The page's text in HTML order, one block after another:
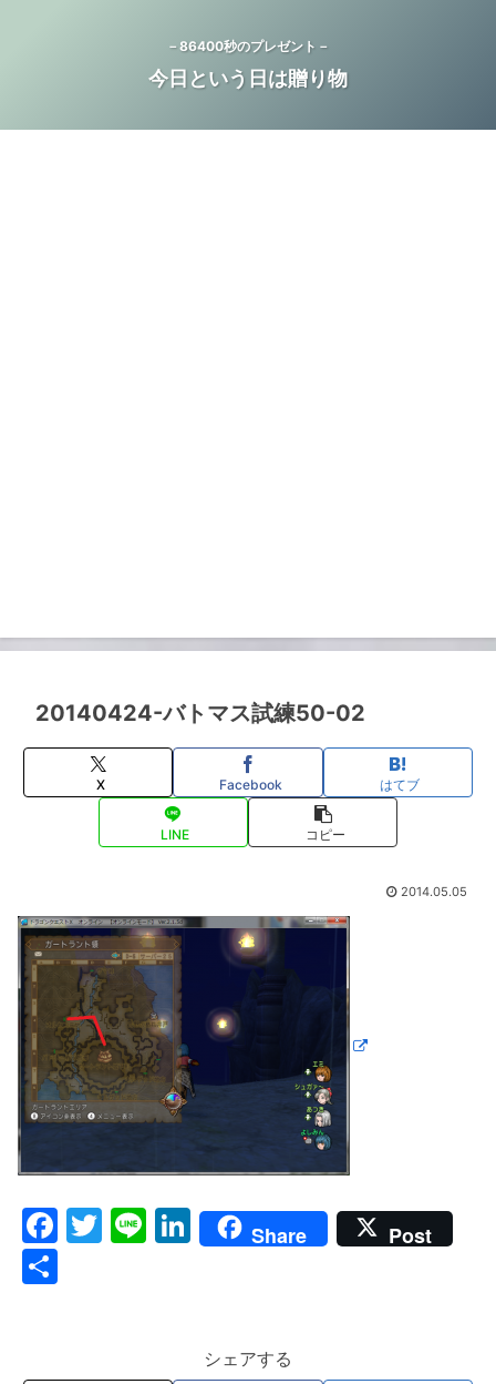
－86400秒のプレゼント－
今日という日は贈り物
20140424-バトマス試練50-02
X Facebook はてブ
LINE コピー
2014.05.05
F
T
Li Li
n
dI
Share Post
シェアする